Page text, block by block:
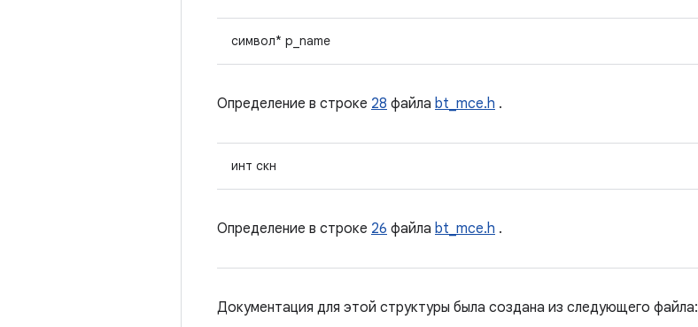
символ* p_name
Определение в строке 28 файла bt_mce.h .
инт скн
Определение в строке 26 файла bt_mce.h .
Документация для этой структуры была создана из следующего файла: